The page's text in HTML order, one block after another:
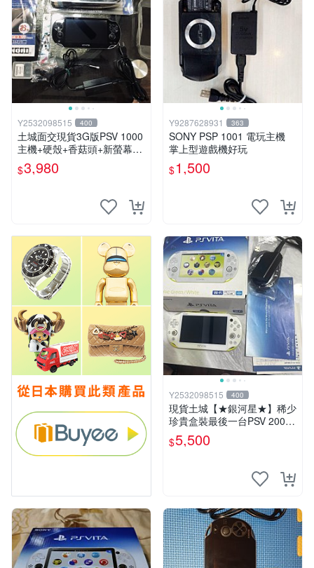
Y2532098515 400
土城面交現貨3G版PSV 1000
主機+硬殼+香菇頭+新螢幕玻
璃貼+初音掛繩+可改機版本8
成新 一年保修如照片所有的
$3,980
Y9287628931 363
SONY PSP 1001 電玩主機
掌上型遊戲機好玩
$1,500
Y2532098515 400
現貨土城【★銀河星★】稀少
珍貴盒裝最後一台PSV 2000
主機.PSV2000 品質保證日版
可轉換中文
$5,500